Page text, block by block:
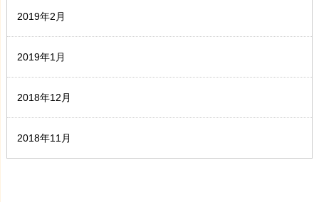
2019年2月
2019年1月
2018年12月
2018年11月